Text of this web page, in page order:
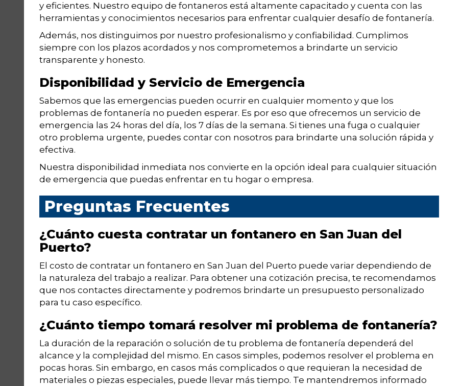
y eficientes. Nuestro equipo de fontaneros está altamente capacitado y cuenta con las
herramientas y conocimientos necesarios para enfrentar cualquier desafío de fontanería.
Además, nos distinguimos por nuestro profesionalismo y confiabilidad. Cumplimos
siempre con los plazos acordados y nos comprometemos a brindarte un servicio
transparente y honesto.
Disponibilidad y Servicio de Emergencia
Sabemos que las emergencias pueden ocurrir en cualquier momento y que los
problemas de fontanería no pueden esperar. Es por eso que ofrecemos un servicio de
emergencia las 24 horas del día, los 7 días de la semana. Si tienes una fuga o cualquier
otro problema urgente, puedes contar con nosotros para brindarte una solución rápida y
efectiva.
Nuestra disponibilidad inmediata nos convierte en la opción ideal para cualquier situación
de emergencia que puedas enfrentar en tu hogar o empresa.
Preguntas Frecuentes
¿Cuánto cuesta contratar un fontanero en San Juan del
Puerto?
El costo de contratar un fontanero en San Juan del Puerto puede variar dependiendo de
la naturaleza del trabajo a realizar. Para obtener una cotización precisa, te recomendamos
que nos contactes directamente y podremos brindarte un presupuesto personalizado
para tu caso específico.
¿Cuánto tiempo tomará resolver mi problema de fontanería?
La duración de la reparación o solución de tu problema de fontanería dependerá del
alcance y la complejidad del mismo. En casos simples, podemos resolver el problema en
pocas horas. Sin embargo, en casos más complicados o que requieran la necesidad de
materiales o piezas especiales, puede llevar más tiempo. Te mantendremos informado